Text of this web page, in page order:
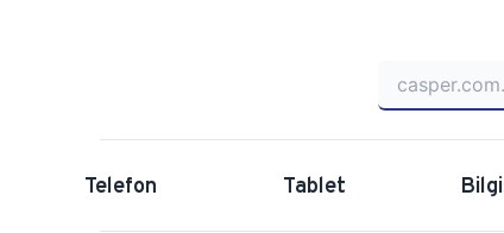
Telefon Tablet